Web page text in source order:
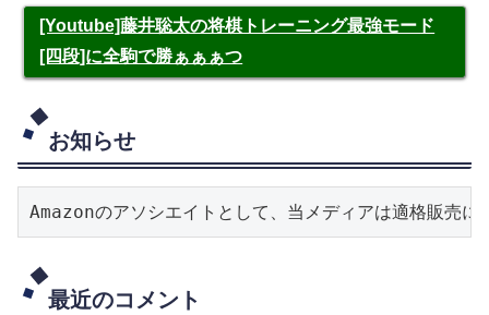
[Youtube]藤井聡太の将棋トレーニング最強モード
[四段]に全駒で勝ぁぁぁつ
お知らせ
Amazonのアソシエイトとして、当メディアは適格販売に
最近のコメント